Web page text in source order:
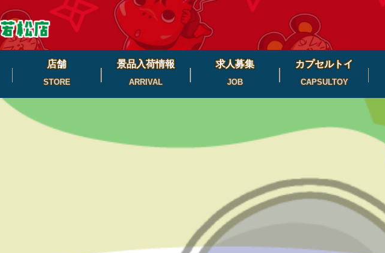
店舗
STORE
景品入荷情報
ARRIVAL
求人募集
JOB
カプセルトイ
CAPSULTOY